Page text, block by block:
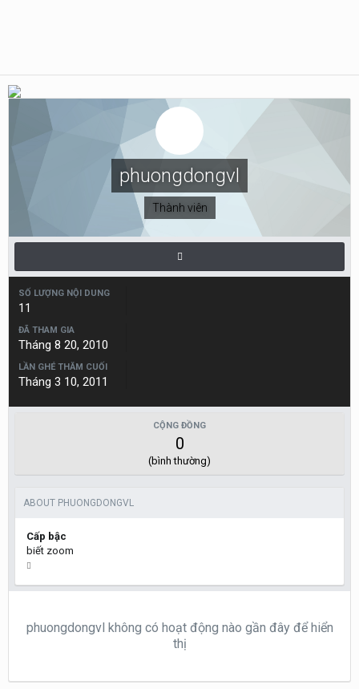
phuongdongvl
Thành viên
SỐ LƯỢNG NỘI DUNG
11
ĐÃ THAM GIA
Tháng 8 20, 2010
LẦN GHÉ THĂM CUỐI
Tháng 3 10, 2011
CỘNG ĐỒNG
0
(bình thường)
ABOUT PHUONGDONGVL
Cấp bậc
biết zoom
phuongdongvl không có hoạt động nào gần đây để hiển
thị